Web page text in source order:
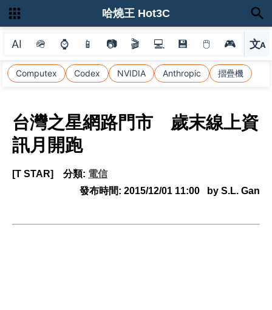
AI 🪖 ⌚ 📱 📷 🎬 💻 💾 🖱 🎮 文A
選
Computex Codex NVIDIA Anthropic 摺疊機
哈燒王 Hot3C
台灣之星網路門市 歲末線上資
訊月開跑
[T STAR] 分類: 電信
發布時間: 2015/12/01 11:00 by S.L. Gan